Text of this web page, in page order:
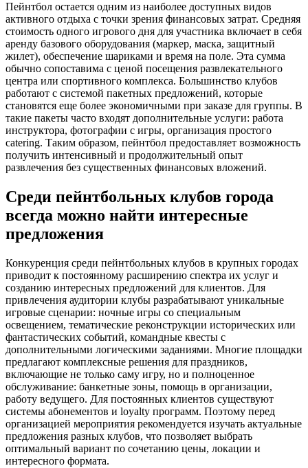
Пейнтбол остается одним из наиболее доступных видов
активного отдыха с точки зрения финансовых затрат. Средняя
стоимость одного игрового дня для участника включает в себя
аренду базового оборудования (маркер, маска, защитный
жилет), обеспечение шариками и время на поле. Эта сумма
обычно сопоставима с ценой посещения развлекательного
центра или спортивного комплекса. Большинство клубов
работают с системой пакетных предложений, которые
становятся еще более экономичными при заказе для группы. В
такие пакеты часто входят дополнительные услуги: работа
инструктора, фотографии с игры, организация простого
catering. Таким образом, пейнтбол предоставляет возможность
получить интенсивный и продолжительный опыт
развлечения без существенных финансовых вложений.
Среди пейнтбольных клубов города
всегда можно найти интересные
предложения
Конкуренция среди пейнтбольных клубов в крупных городах
приводит к постоянному расширению спектра их услуг и
созданию интересных предложений для клиентов. Для
привлечения аудитории клубы разрабатывают уникальные
игровые сценарии: ночные игры со специальным
освещением, тематические реконструкции исторических или
фантастических событий, командные квесты с
дополнительными логическими заданиями. Многие площадки
предлагают комплексные решения для праздников,
включающие не только саму игру, но и полноценное
обслуживание: банкетные зоны, помощь в организации,
работу ведущего. Для постоянных клиентов существуют
системы абонементов и loyalty программ. Поэтому перед
организацией мероприятия рекомендуется изучать актуальные
предложения разных клубов, что позволяет выбрать
оптимальный вариант по сочетанию цены, локации и
интересного формата.